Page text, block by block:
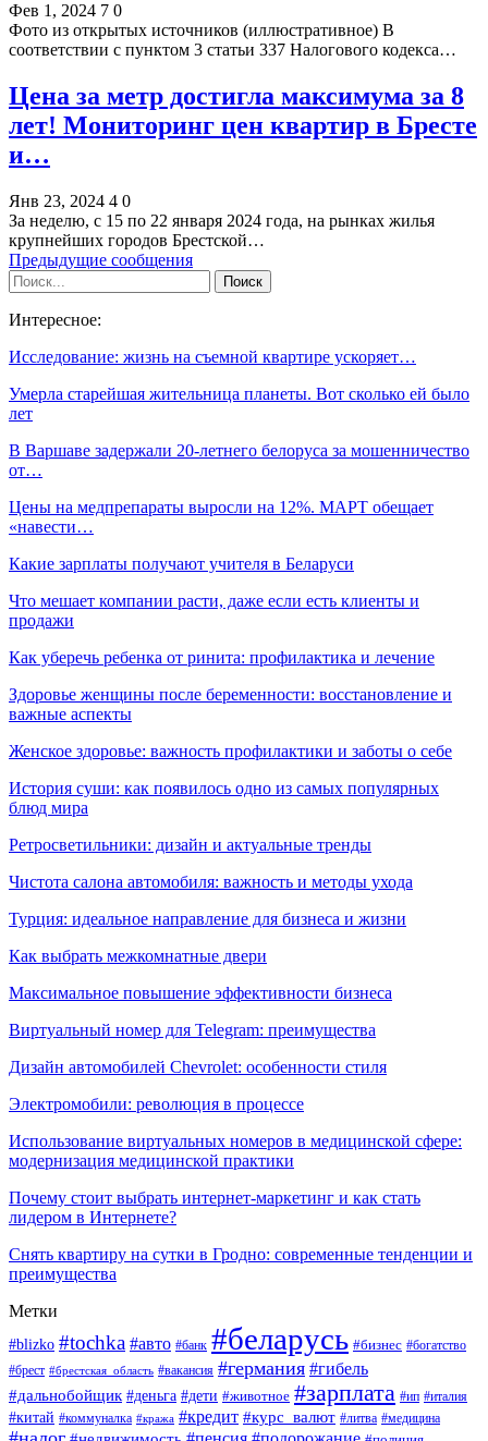
Фев 1, 2024 7 0
Фото из открытых источников (иллюстративное) В
соответствии с пунктом 3 статьи 337 Налогового кодекса…
Цена за метр достигла максимума за 8
лет! Мониторинг цен квартир в Бресте
и…
Янв 23, 2024 4 0
За неделю, с 15 по 22 января 2024 года, на рынках жилья
крупнейших городов Брестской…
Предыдущие сообщения
Интересное:
Исследование: жизнь на съемной квартире ускоряет…
Умерла старейшая жительница планеты. Вот сколько ей было
лет
В Варшаве задержали 20-летнего белоруса за мошенничество
от…
Цены на медпрепараты выросли на 12%. МАРТ обещает
«навести…
Какие зарплаты получают учителя в Беларуси
Что мешает компании расти, даже если есть клиенты и
продажи
Как уберечь ребенка от ринита: профилактика и лечение
Здоровье женщины после беременности: восстановление и
важные аспекты
Женское здоровье: важность профилактики и заботы о себе
История суши: как появилось одно из самых популярных
блюд мира
Ретросветильники: дизайн и актуальные тренды
Чистота салона автомобиля: важность и методы ухода
Турция: идеальное направление для бизнеса и жизни
Как выбрать межкомнатные двери
Максимальное повышение эффективности бизнеса
Виртуальный номер для Telegram: преимущества
Дизайн автомобилей Chevrolet: особенности стиля
Электромобили: революция в процессе
Использование виртуальных номеров в медицинской сфере:
модернизация медицинской практики
Почему стоит выбрать интернет-маркетинг и как стать
лидером в Интернете?
Снять квартиру на сутки в Гродно: современные тенденции и
преимущества
Метки
#blizko #tochka #авто #банк #беларусь #бизнес #богатство
#брест #брестская_область #вакансия #германия #гибель
#дальнобойщик #деньга #дети #животное #зарплата #ип #италия
#китай #коммуналка #кража #кредит #курс_валют #литва #медицина